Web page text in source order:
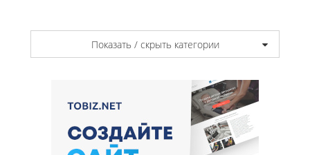
Показать / скрыть категории